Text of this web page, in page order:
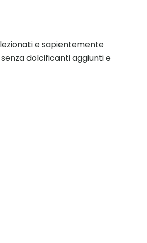
e sapientemente
dolcificanti aggiunti e